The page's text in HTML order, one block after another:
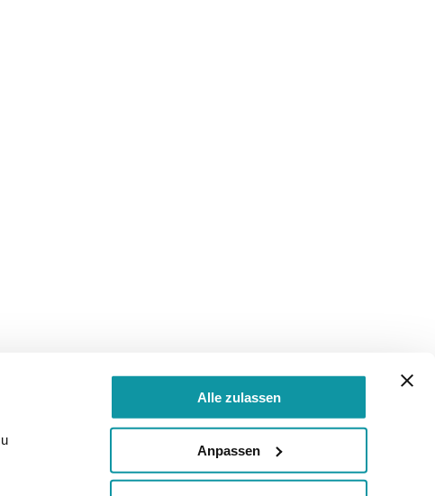
Alle zulassen
Anpassen